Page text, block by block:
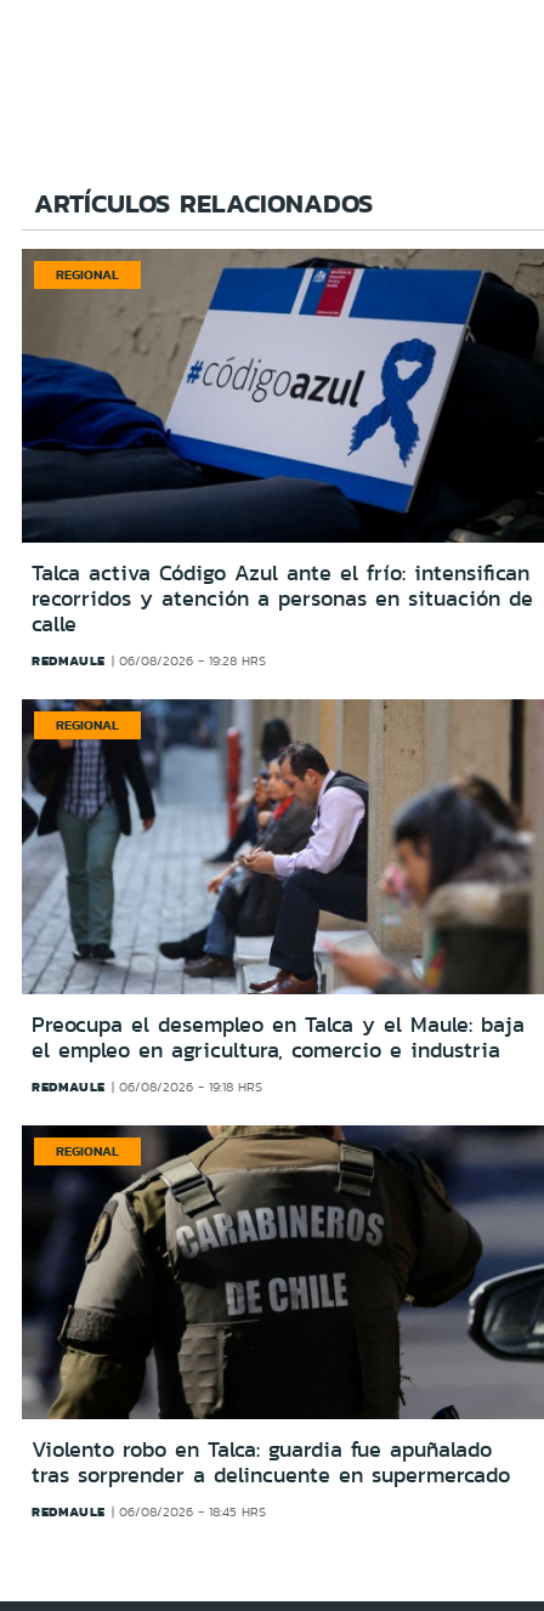
ARTÍCULOS RELACIONADOS
REGIONAL
Talca activa Código Azul ante el frío: intensifican
recorridos y atención a personas en situación de
calle
REDMAULE 06/08/2026 - 19:28 HRS
REGIONAL
Preocupa el desempleo en Talca y el Maule: baja
el empleo en agricultura, comercio e industria
REDMAULE 06/08/2026 - 19:18 HRS
REGIONAL
Violento robo en Talca: guardia fue apuñalado
tras sorprender a delincuente en supermercado
REDMAULE 06/08/2026 - 18:45 HRS